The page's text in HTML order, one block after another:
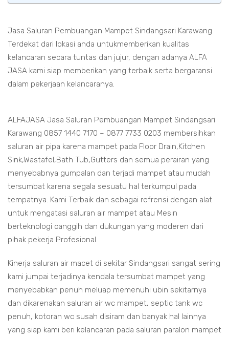
Jasa Saluran Pembuangan Mampet Sindangsari Karawang
Terdekat dari lokasi anda untukmemberikan kualitas
kelancaran secara tuntas dan jujur, dengan adanya ALFA
JASA kami siap memberikan yang terbaik serta bergaransi
dalam pekerjaan kelancaranya.
ALFAJASA Jasa Saluran Pembuangan Mampet Sindangsari
Karawang 0857 1440 7170 – 0877 7733 0203 membersihkan
saluran air pipa karena mampet pada Floor Drain,Kitchen
Sink,Wastafel,Bath Tub,Gutters dan semua perairan yang
menyebabnya gumpalan dan terjadi mampet atau mudah
tersumbat karena segala sesuatu hal terkumpul pada
tempatnya. Kami Terbaik dan sebagai refrensi dengan alat
untuk mengatasi saluran air mampet atau Mesin
berteknologi canggih dan dukungan yang moderen dari
pihak pekerja Profesional.
Kinerja saluran air macet di sekitar Sindangsari sangat sering
kami jumpai terjadinya kendala tersumbat mampet yang
menyebabkan penuh meluap memenuhi ubin sekitarnya
dan dikarenakan saluran air wc mampet, septic tank wc
penuh, kotoran wc susah disiram dan banyak hal lainnya
yang siap kami beri kelancaran pada saluran paralon mampet